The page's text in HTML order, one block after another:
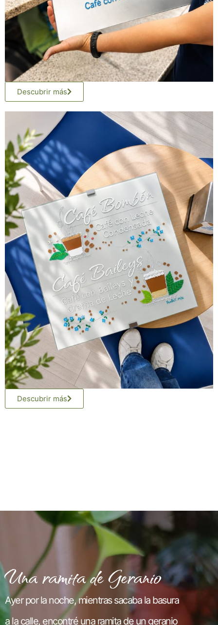
Descubrir más
Descubrir más
Una ramita de Geranio
Ayer por la noche, mientras sacaba la basura
a la calle, encontré una ramita de un geranio